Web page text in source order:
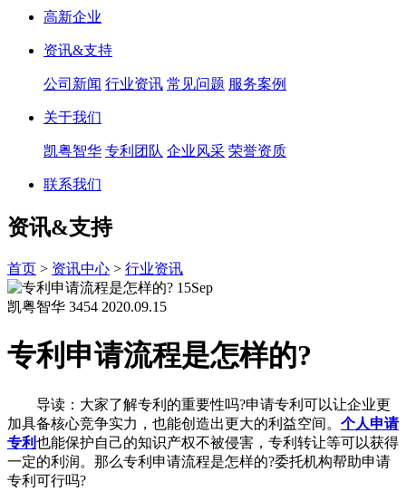
高新企业
资讯&支持
公司新闻 行业资讯 常见问题 服务案例
关于我们
凯粤智华 专利团队 企业风采 荣誉资质
联系我们
资讯&支持
首页 > 资讯中心 > 行业资讯
15Sep
凯粤智华 3454 2020.09.15
专利申请流程是怎样的?
导读：大家了解专利的重要性吗?申请专利可以让企业更
加具备核心竞争实力，也能创造出更大的利益空间。 个人申请
专利也能保护自己的知识产权不被侵害，专利转让等可以获得
一定的利润。那么专利申请流程是怎样的?委托机构帮助申请
专利可行吗?